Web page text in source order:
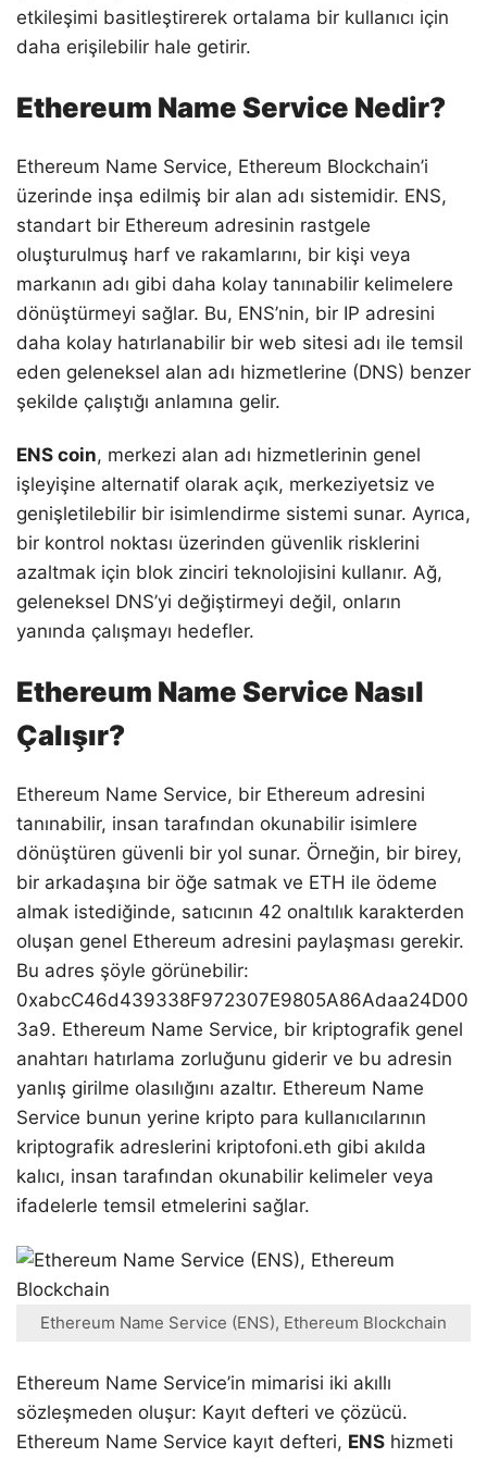
etkileşimi basitleştirerek ortalama bir kullanıcı için
daha erişilebilir hale getirir.
Ethereum Name Service Nedir?
Ethereum Name Service, Ethereum Blockchain’i
üzerinde inşa edilmiş bir alan adı sistemidir. ENS,
standart bir Ethereum adresinin rastgele
oluşturulmuş harf ve rakamlarını, bir kişi veya
markanın adı gibi daha kolay tanınabilir kelimelere
dönüştürmeyi sağlar. Bu, ENS’nin, bir IP adresini
daha kolay hatırlanabilir bir web sitesi adı ile temsil
eden geleneksel alan adı hizmetlerine (DNS) benzer
şekilde çalıştığı anlamına gelir.
ENS coin, merkezi alan adı hizmetlerinin genel
işleyişine alternatif olarak açık, merkeziyetsiz ve
genişletilebilir bir isimlendirme sistemi sunar. Ayrıca,
bir kontrol noktası üzerinden güvenlik risklerini
azaltmak için blok zinciri teknolojisini kullanır. Ağ,
geleneksel DNS’yi değiştirmeyi değil, onların
yanında çalışmayı hedefler.
Ethereum Name Service Nasıl
Çalışır?
Ethereum Name Service, bir Ethereum adresini
tanınabilir, insan tarafından okunabilir isimlere
dönüştüren güvenli bir yol sunar. Örneğin, bir birey,
bir arkadaşına bir öğe satmak ve ETH ile ödeme
almak istediğinde, satıcının 42 onaltılık karakterden
oluşan genel Ethereum adresini paylaşması gerekir.
Bu adres şöyle görünebilir:
0xabcC46d439338F972307E9805A86Adaa24D00
3a9. Ethereum Name Service, bir kriptografik genel
anahtarı hatırlama zorluğunu giderir ve bu adresin
yanlış girilme olasılığını azaltır. Ethereum Name
Service bunun yerine kripto para kullanıcılarının
kriptografik adreslerini kriptofoni.eth gibi akılda
kalıcı, insan tarafından okunabilir kelimeler veya
ifadelerle temsil etmelerini sağlar.
Ethereum Name Service (ENS), Ethereum Blockchain
Ethereum Name Service’in mimarisi iki akıllı
sözleşmeden oluşur: Kayıt defteri ve çözücü.
Ethereum Name Service kayıt defteri, ENS hizmeti